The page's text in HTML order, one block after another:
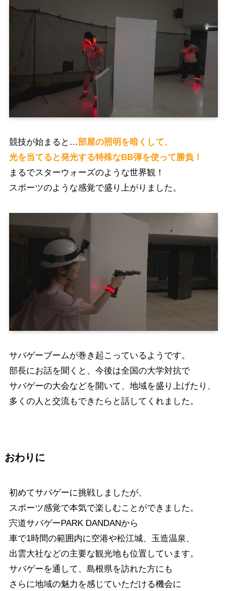
競技が始まると…部屋の照明を暗くして、
光を当てると発光する特殊なBB弾を使って勝負！
まるでスターウォーズのような世界観！
スポーツのような感覚で盛り上がりました。
サバゲーブームが巻き起こっているようです。
部長にお話を聞くと、今後は全国の大学対抗で
サバゲーの大会などを開いて、地域を盛り上げたり、
多くの人と交流もできたらと話してくれました。
おわりに
初めてサバゲーに挑戦しましたが、
スポーツ感覚で本気で楽しむことができました。
宍道サバゲーPARK DANDANから
車で1時間の範囲内に空港や松江城、玉造温泉、
出雲大社などの主要な観光地も位置しています。
サバゲーを通して、島根県を訪れた方にも
さらに地域の魅力を感じていただける機会に